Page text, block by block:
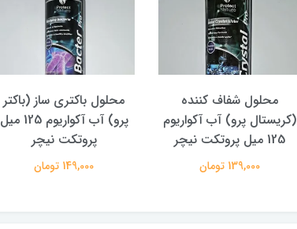
محلول شفاف کننده
(کریستال پرو) آب آکواریوم
125 میل پروتکت نیچر
139,000 تومان
محلول باکتری ساز (باکتر
پرو) آب آکواریوم 125 میل
پروتکت نیچر
149,000 تومان